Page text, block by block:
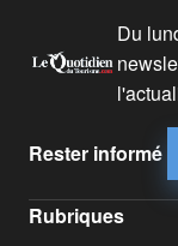
Du
Rester informé
Rubriques